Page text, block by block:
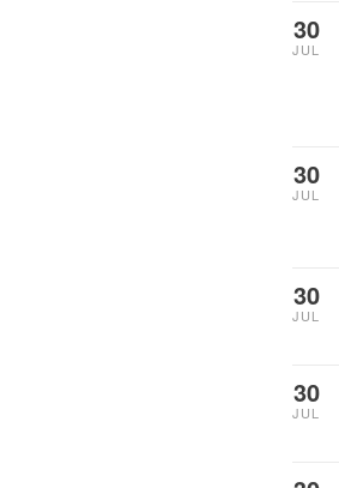
30
JUL
30
JUL
30
JUL
30
JUL